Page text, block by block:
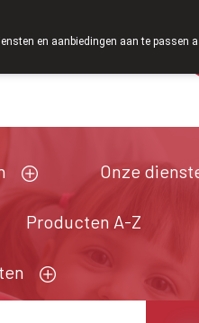
Onze
Producten A-Z
en aanbiedingen aan te passen